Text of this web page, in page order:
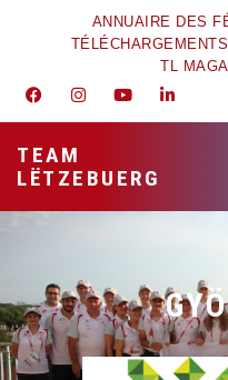
ANNUAIRE DES
TÉLÉCHARGEMENTS
TL
TEAM
LËTZEBUERG